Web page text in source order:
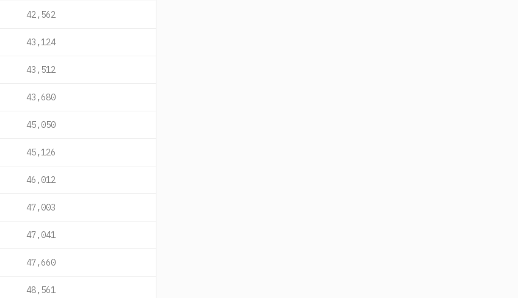
42,562
43,124
43,512
43,680
45,050
45,126
46,012
47,003
47,041
47,660
48,561